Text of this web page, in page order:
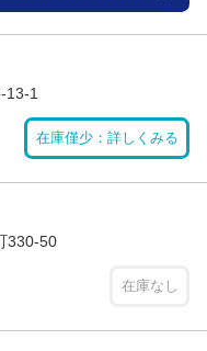
13-1
在庫僅少：詳しくみる
330-50
在庫なし